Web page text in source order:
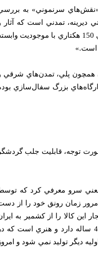
«نقش‌هاي سرنموني» به
تمدني است كه آثار
بقاياي قابل توجهي از خود به يادگار گذاشته است. در اين تمدن، با وسعتي 150 هكتاري با موجوديت
است.»
همچون پلي، تمدن‌هاي شرقي
بزرگ سفال‌سازي
توجه، قابليت جلب
معني سرو معرفي كرد كه
زمان رونق خود را از
كالا را از كشمير به
آوردند. در ابتدا زرتشتيان يزد به استفاده از آن پرداختند. ترمه عمري 400 ساله دارد و هنري است
ديگر توليد نمي شود و